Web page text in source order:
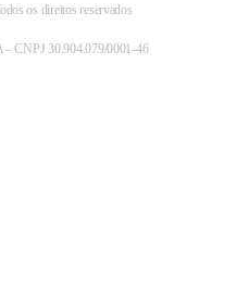
os direitos reservados
CNPJ 30.904.079/0001-46